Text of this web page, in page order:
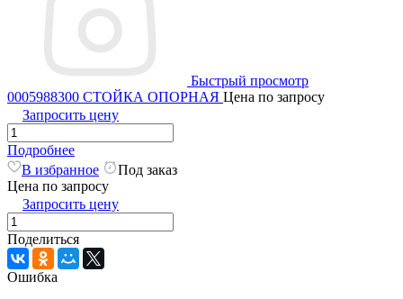
Быстрый просмотр
0005988300 СТОЙКА ОПОРНАЯ Цена по запросу
Запросить цену
Подробнее
В избранное
Под заказ
Цена по запросу
Запросить цену
Поделиться
Ошибка